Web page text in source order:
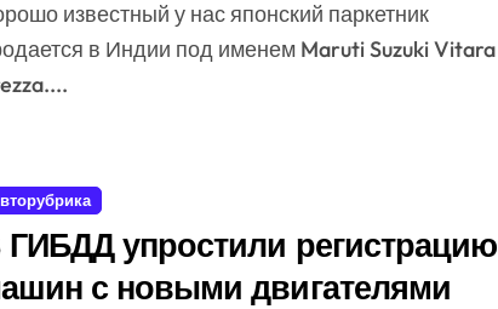
в Индии под именем Maruti Suzuki Vitara
упростили регистрацию
с новыми двигателями